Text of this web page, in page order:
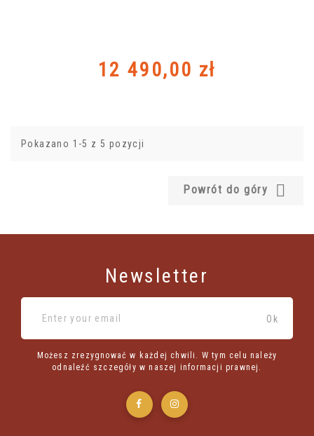
Cena
12 490,00 zł
Pokazano 1-5 z 5 pozycji
Powrót do góry 
Newsletter
Możesz zrezygnować w każdej chwili. W tym celu należy
odnaleźć szczegóły w naszej informacji prawnej.